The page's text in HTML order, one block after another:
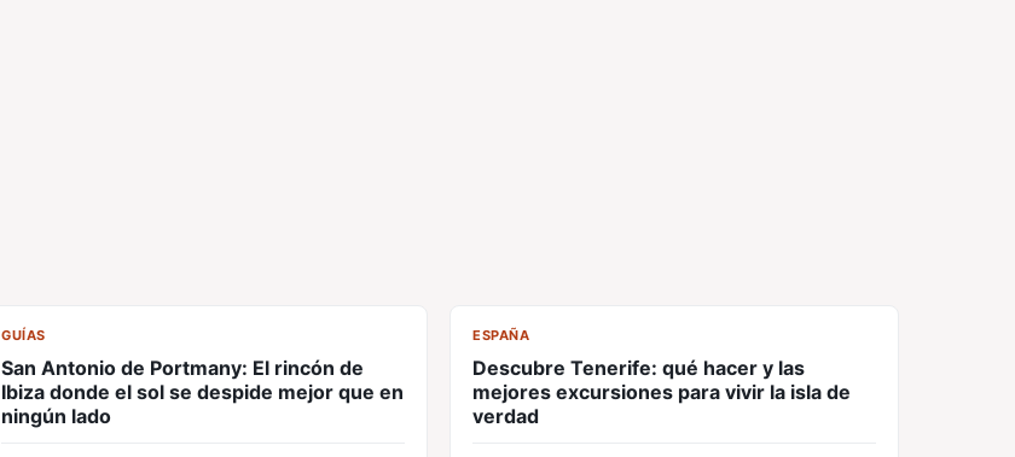
GUÍAS
San Antonio de Portmany: El rincón de
Ibiza donde el sol se despide mejor que en
ningún lado
ESPAÑA
Descubre Tenerife: qué hacer y las
mejores excursiones para vivir la isla de
verdad